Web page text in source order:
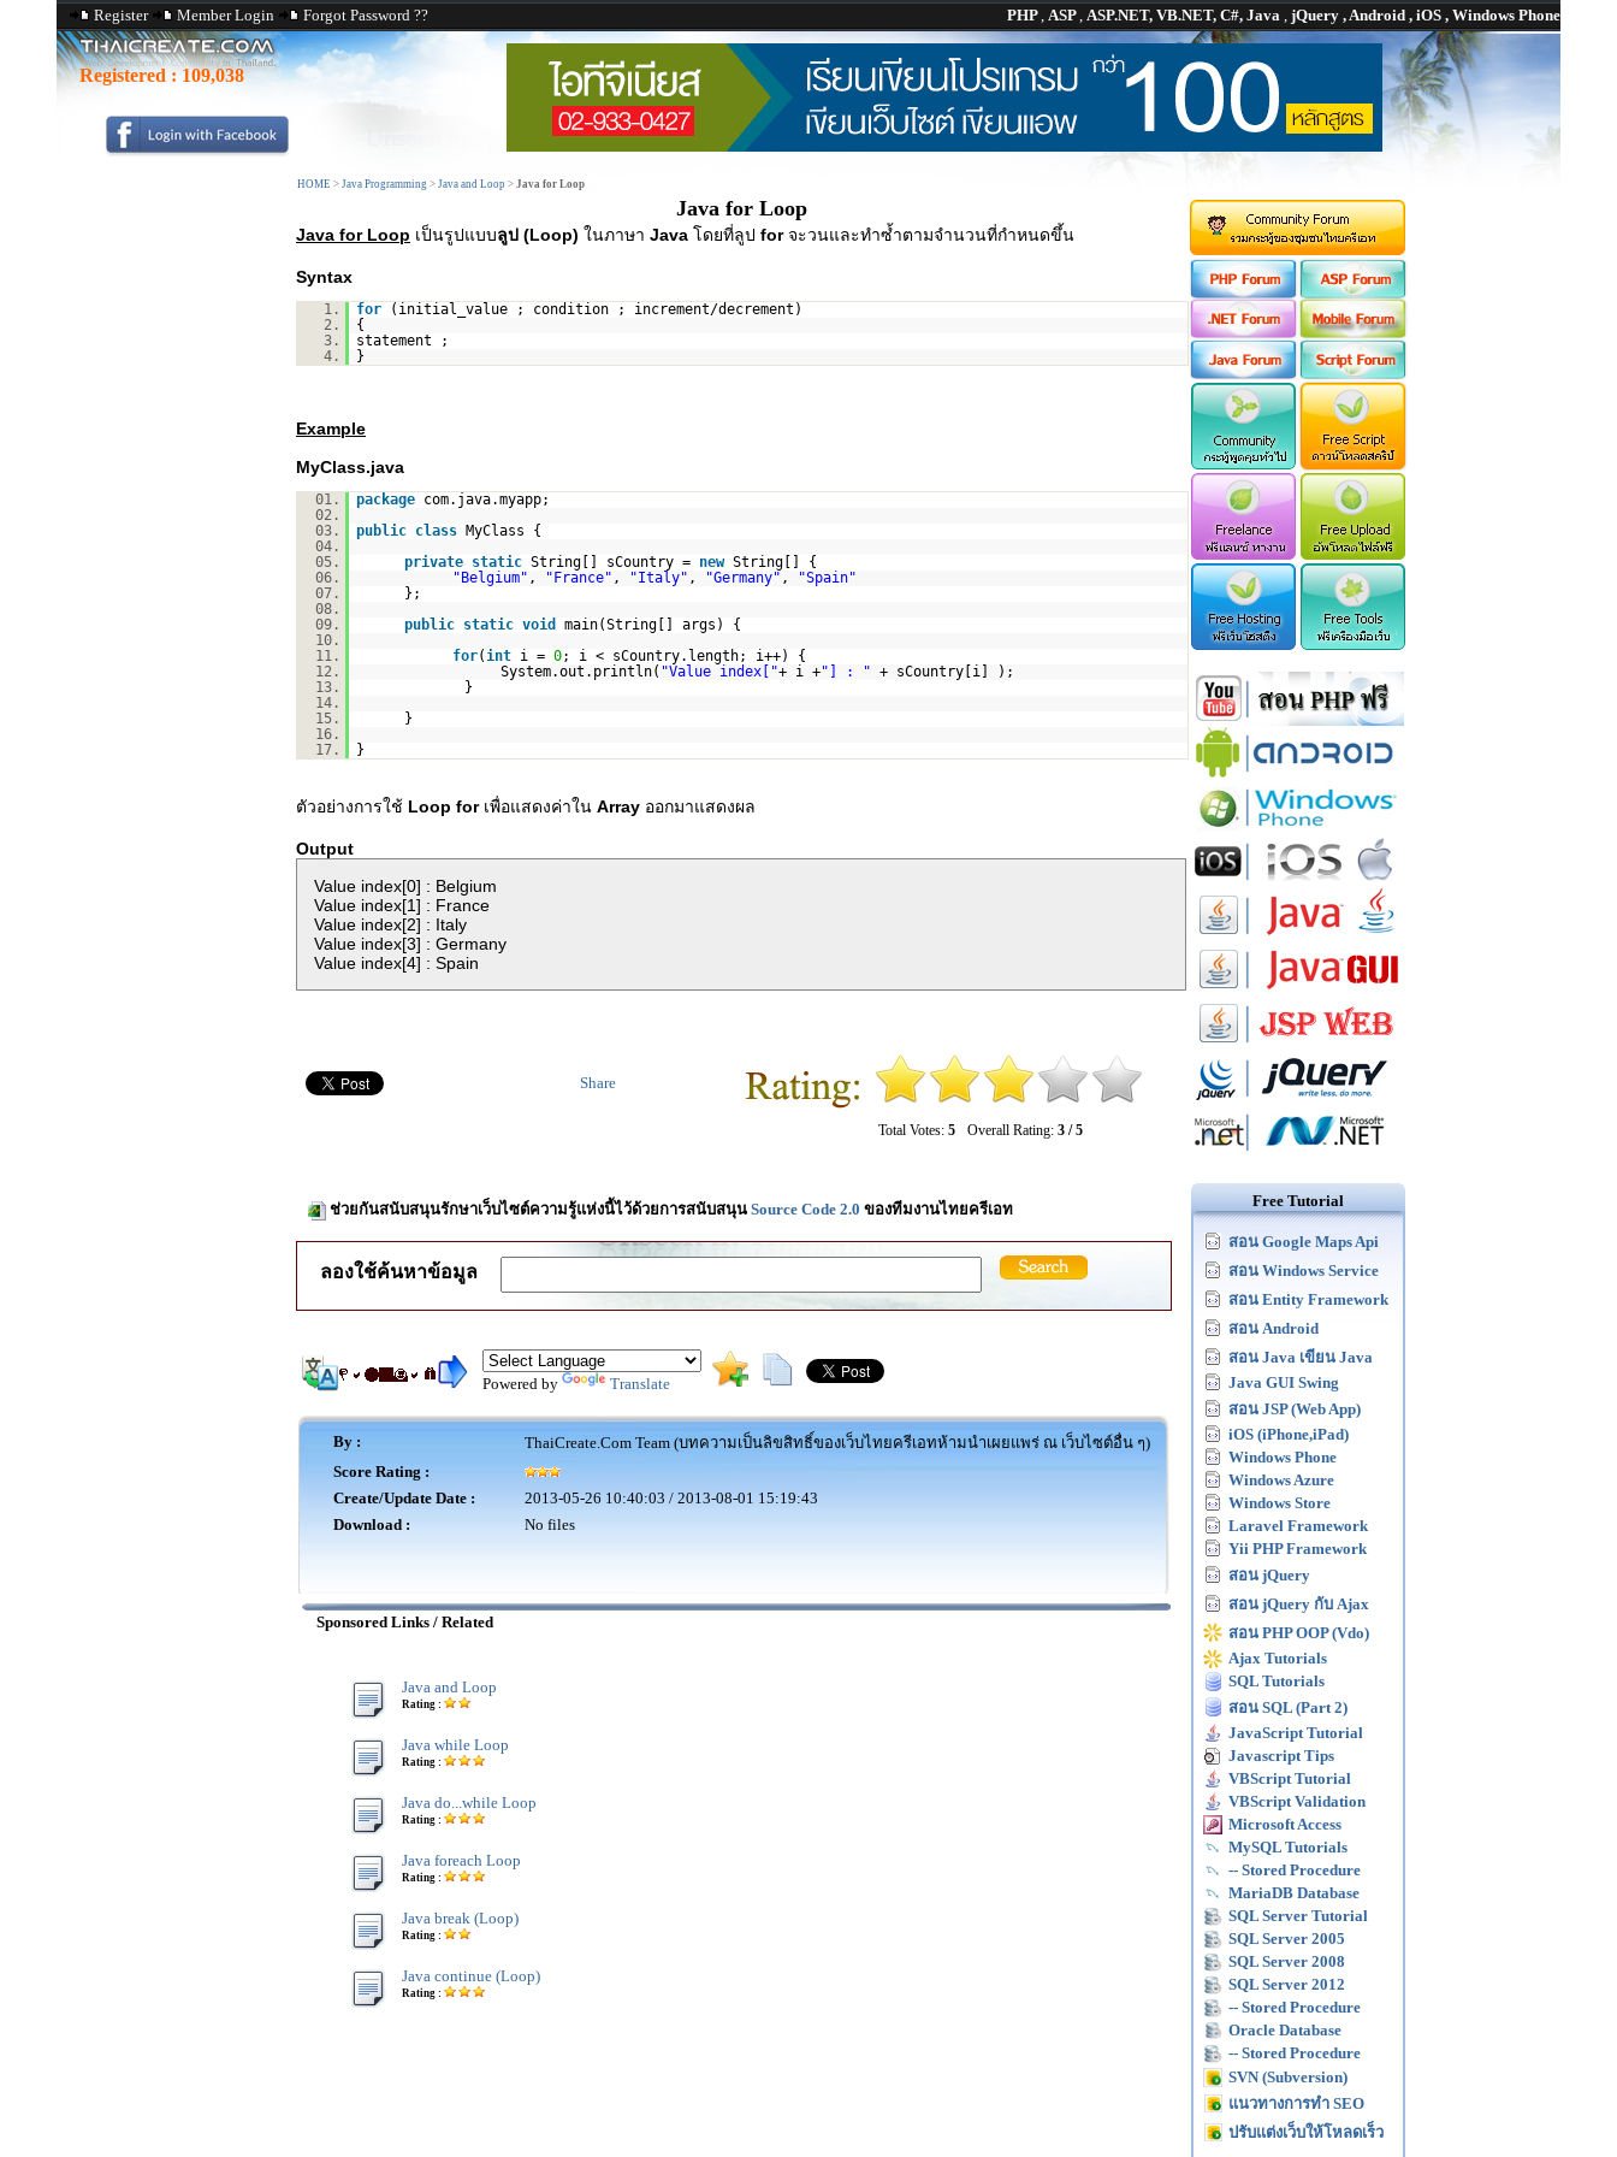
Register Member Login Forgot Password ?? PHP, ASP, ASP.NET, VB.NET, C#, Java , jQuery , Android , iOS , Windows Phone
Registered : 109,038
HOME > Java Programming > Java and Loop > Java for Loop
Java for Loop
Java for Loop เป็นรูปแบบลูป (Loop) ในภาษา Java โดยที่ลูป forจะวนและทำซ้ำตามจำนวนที่กำหนดขึ้น
Syntax
1. for
(initial_value ; condition ; increment/decrement)
2.
{
3.
statement ;
4.
}
Example
MyClass.java
01. package
com.java.myapp;
02.
03.
public class
MyClass {
04.
05.
private static String[] sCountry = new String[] {
06.
"Belgium" , "France" , "Italy" , "Germany" ,
"Spain"
07.
};
08.
09.
public static void
main(String[] args) {
10.
11.
for(int i = 0; i < sCountry.length; i++) {
12.
System.out.println( "Value index["+ i +"] : " + sCountry[i] );
13.
}
14.
15.
}
16.
17.
}
ตัวอย่างการใช้ Loop for เพื่อแสดงค่าใน Array ออกมาแสดงผล
Output
Value index[0] : Belgium
Value index[1] : France
Value index[2] : Italy
Value index[3] : Germany
Value index[4] : Spain
Total Votes: 5 Overall Rating: 3 / 5
Share
ช่วยกันสนับสนุนรักษาเว็บไซต์ความรู้แห่งนี้ไว้ด้วยการสนับสนุน Source Code 2.0 ของทีมงานไทยครีเอท
ลองใช้ค้นหาข้อมูล
Powered by Translate
By :
ThaiCreate.Com Team (บทความเป็นลิขสิทธิ์ของเว็บไทยครีเอทห้ามนำเผยแพร่ ณ เว็บไซต์อื่น ๆ)
Score Rating :
Create/Update Date :
2013-05-26 10:40:03 / 2013-08-01 15:19:43
Download :
No files
Sponsored Links / Related
Java and Loop
Rating :
Java while Loop
Rating :
Java do...while Loop
Rating :
Java foreach Loop
Rating :
Java break (Loop)
Rating :
Java continue (Loop)
Rating :
Free Tutorial
สอน Google Maps Api
สอน Windows Service
สอน Entity Framework
สอน Android
สอน Java เขียน Java
Java GUI Swing
สอน JSP (Web App)
iOS (iPhone,iPad)
Windows Phone
Windows Azure
Windows Store
Laravel Framework
Yii PHP Framework
สอน jQuery
สอน jQuery กับ Ajax
สอน PHP OOP (Vdo)
Ajax Tutorials
SQL Tutorials
สอน SQL (Part 2)
JavaScript Tutorial
Javascript Tips
VBScript Tutorial
VBScript Validation
Microsoft Access
MySQL Tutorials
-- Stored Procedure
MariaDB Database
SQL Server Tutorial
SQL Server 2005
SQL Server 2008
SQL Server 2012
-- Stored Procedure
Oracle Database
-- Stored Procedure
SVN (Subversion)
แนวทางการทำ SEO
ปรับแต่งเว็บให้โหลดเร็ว